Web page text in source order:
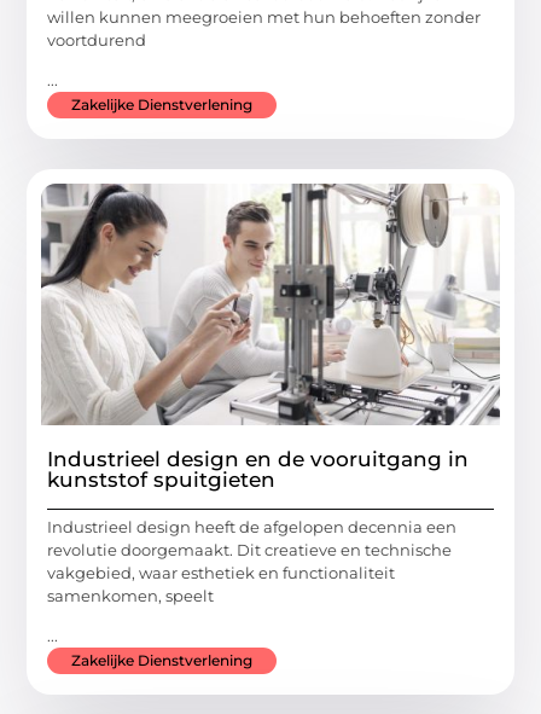
willen kunnen meegroeien met hun behoeften zonder
voortdurend
...
Zakelijke Dienstverlening
Industrieel design en de vooruitgang in
kunststof spuitgieten
Industrieel design heeft de afgelopen decennia een
revolutie doorgemaakt. Dit creatieve en technische
vakgebied, waar esthetiek en functionaliteit
samenkomen, speelt
...
Zakelijke Dienstverlening